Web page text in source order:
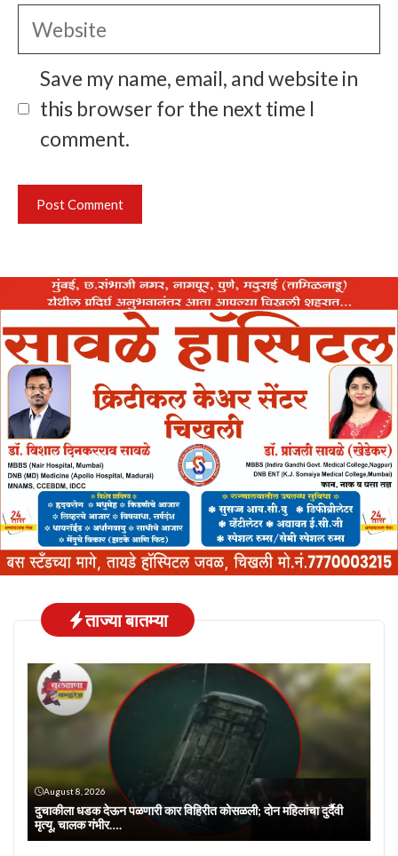
Website
Save my name, email, and website in
this browser for the next time I
comment.
ताज्या बातम्या
August 8, 2026
दुचाकीला धडक देऊन पळणारी कार विहिरीत कोसळली; दोन महिलांचा दुर्दैवी
मृत्यू, चालक गंभीर….